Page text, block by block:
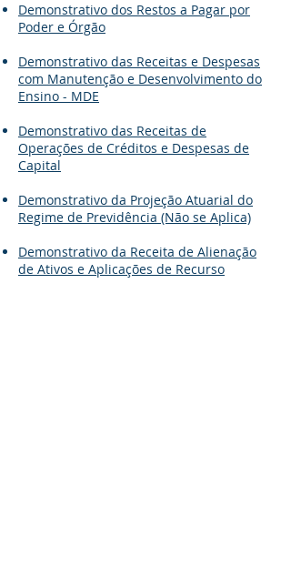
Demonstrativo dos Restos a Pagar por
Poder e Órgão
Demonstrativo das Receitas e Despesas
com Manutenção e Desenvolvimento do
Ensino - MDE
Demonstrativo das Receitas de
Operações de Créditos e Despesas de
Capital
Demonstrativo da Projeção Atuarial do
Regime de Previdência (Não se Aplica)
Demonstrativo da Receita de Alienação
de Ativos e Aplicações de Recurso